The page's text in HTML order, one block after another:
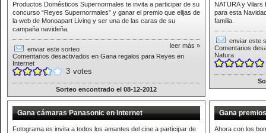
Productos Domésticos Supernormales te invita a participar de su
concurso “Reyes Supernormales” y ganar el premio que elijas de
la web de Monoapart Living y ser una de las caras de su
campaña navideña.
leer más »
enviar este sorteo
Comentarios desactivados en Gana regalos para Reyes en
Internet
3 votes
Sorteo encontrado el 08-12-2012
NATURA y
para esta
familia.
enviar este
Comentarios
Natura
Gana cámaras Panasonic en Internet
Fotograma.es invita a todos los amantes del cine a participar de
Gana
Ahora con los